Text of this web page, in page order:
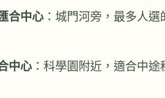
合中心：城門河旁，最多人選
中心：科學園附近，適合中途